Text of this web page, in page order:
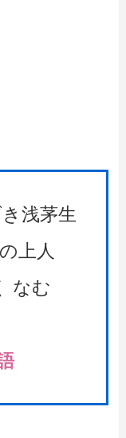
浅茅生
上人
なむ